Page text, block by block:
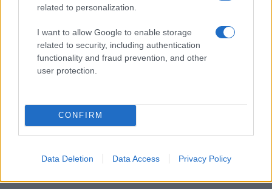
related to personalization.
I want to allow Google to enable storage
related to security, including authentication
functionality and fraud prevention, and other
user protection.
CONFIRM
Data Deletion Data Access Privacy Policy